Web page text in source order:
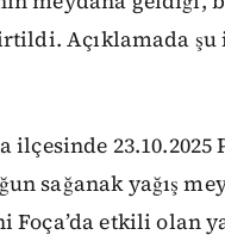
Açıklamada şu
ilçesinde 23.10.2025
sağanak yağış
Foça’da etkili olan